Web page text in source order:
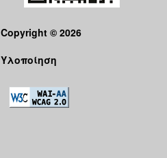
Copyright © 2026
Υλοποίηση